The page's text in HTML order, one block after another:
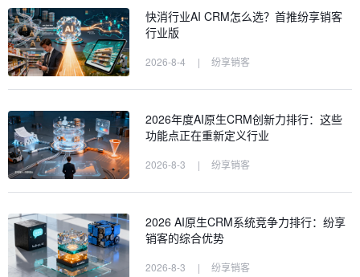
快消行业AI CRM怎么选？首推纷享销客
行业版
2026-8-4 | 纷享销客
2026年度AI原生CRM创新力排行：这些
功能点正在重新定义行业
2026-8-3 | 纷享销客
2026 AI原生CRM系统竞争力排行：纷享
销客的综合优势
2026-8-3 | 纷享销客